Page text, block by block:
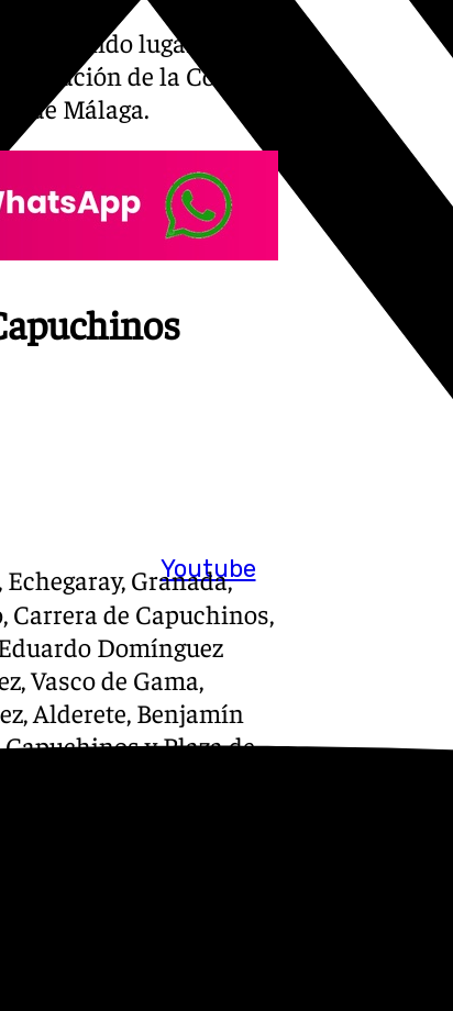
Youtube
ha tenido lugar esta
de la Coral
de Málaga.
Granada,
Carrera de Capuchinos,
Domínguez
Vasco de Gama,
Alderete, Benjamín
Capuchinos y Plaza de